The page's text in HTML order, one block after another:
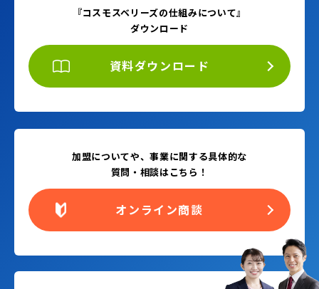
『コスモスベリーズの仕組みについて』
ダウンロード
資料ダウンロード
加盟についてや、事業に関する具体的な
質問・相談はこちら！
オンライン商談